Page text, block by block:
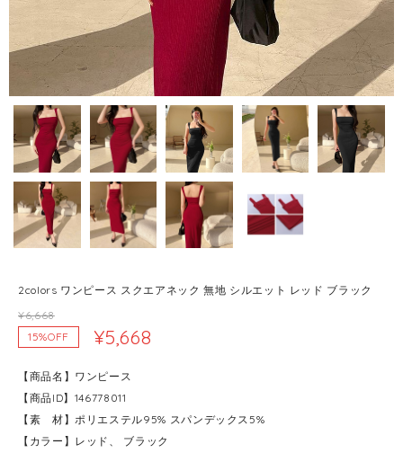
2colors ワンピース スクエアネック 無地 シルエット レッド ブラック
¥6,668
15%OFF
¥5,668
【商品名】ワンピース
【商品ID】146778011
【素 材】ポリエステル95% スパンデックス5%
【カラー】レッド、 ブラック